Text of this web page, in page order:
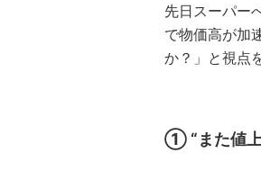
先日スーパー
で物価高が加
か？」と視点
① “また値上